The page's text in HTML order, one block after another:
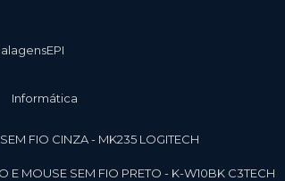
EPI
Informática
SEM FIO CINZA - MK235 LOGITECH
E MOUSE SEM FIO PRETO - K-W10BK C3TECH